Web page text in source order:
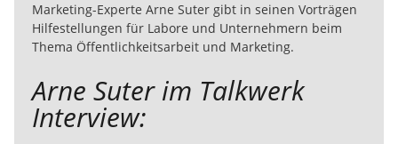
Marketing-Experte Arne Suter gibt in seinen Vorträgen
Hilfestellungen für Labore und Unternehmern beim
Thema Öffentlichkeitsarbeit und Marketing.
Arne Suter im Talkwerk
Interview: